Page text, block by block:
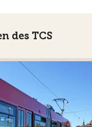
des TCS